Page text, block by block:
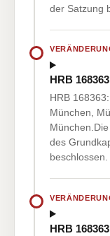
der Satzung
HRB 168363
HRB
München,
des
HRB 168363